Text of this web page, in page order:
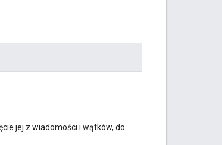
jej z wiadomości i wątków, do